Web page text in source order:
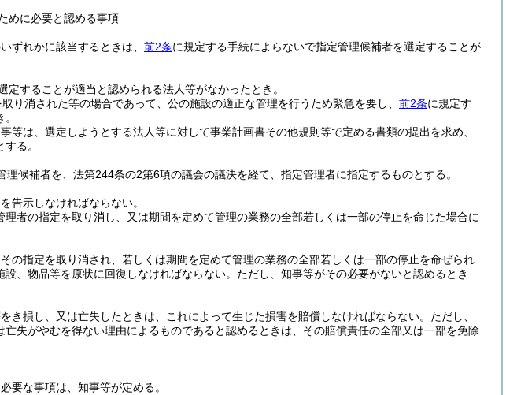
めに必要と認める事項
ずれかに該当するときは、 前2条に規定する手続によらないで指定管理候補者を選定することが
することが適当と認められる法人等がなかったとき。
り消された等の場合であって、公の施設の適正な管理を行うため緊急を要し、 前2条に規定す
等は、選定しようとする法人等に対して事業計画書その他規則等で定める書類の提出を求め、
る。
理候補者を、法第244条の2第6項の議会の議決を経て、指定管理者に指定するものとする。
告示しなければならない。
者の指定を取り消し、又は期間を定めて管理の業務の全部若しくは一部の停止を命じた場合に
の指定を取り消され、若しくは期間を定めて管理の業務の全部若しくは一部の停止を命ぜられ
、物品等を原状に回復しなければならない。 ただし、知事等がその必要がないと認めるとき
き損し、又は亡失したときは、これによって生じた損害を賠償しなければならない。 ただし、
失がやむを得ない理由によるものであると認めるときは、その賠償責任の全部又は一部を免除
要な事項は、知事等が定める。